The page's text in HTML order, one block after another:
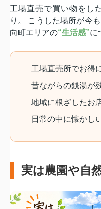
工場直売で買い物をし
り。 こうした場所が今
向町エリアの“生活感”に
工場直売所でお得
昔ながらの銭湯が
地域に根ざしたお
日常の中に懐かし
実は農園や自